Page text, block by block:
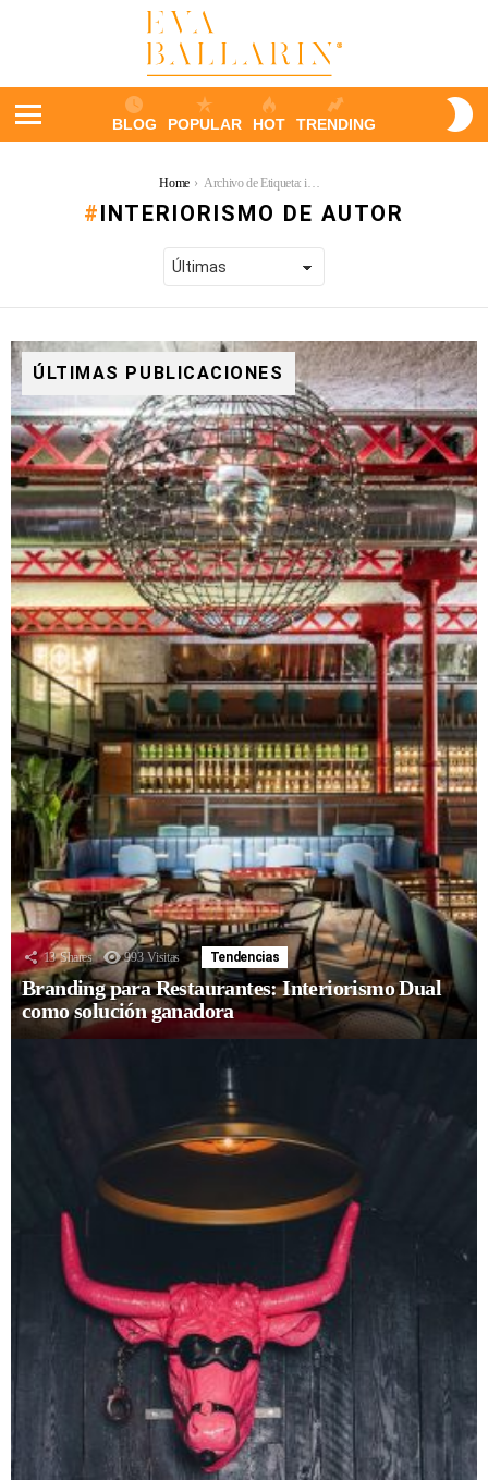
BLOG POPULAR HOT TRENDING
Home Archivo de Etiqueta: interiorismo de autor
INTERIORISMO DE AUTOR
ÚLTIMAS PUBLICACIONES
13 Shares 993 Visitas Tendencias
Branding para Restaurantes: Interiorismo Dual
como solución ganadora